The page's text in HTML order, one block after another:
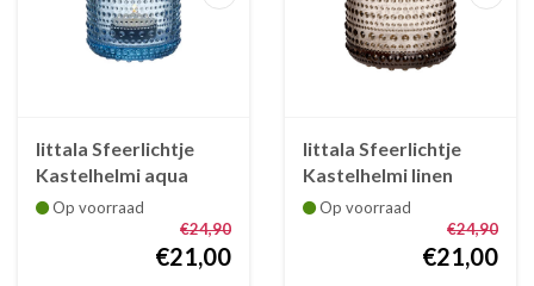
Iittala Sfeerlichtje
Kastelhelmi aqua
blauw 64 mm
Op voorraad
€24,90
€21,00
Iittala Sfeerlichtje
Kastelhelmi linen
Op voorraad
€24,90
€21,00